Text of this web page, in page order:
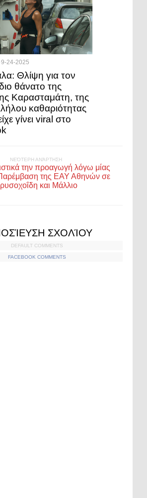
9-24-2025
Θλίψη για τον
θάνατο της
Καρασταμάτη, της
καθαριότητας
γίνει viral στο
ΝΕΌΤΕΡΗ ΑΝΆΡΤΗΣΗ
την προαγωγή λόγω μίας
της ΕΑΥ Αθηνών σε
και Μάλλιο
ΣΧΟΛΊΟΥ
DEFAULT COMMENTS
FACEBOOK COMMENTS